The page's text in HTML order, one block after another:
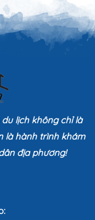
lịch không chỉ là
là hành trình khám
địa phương!